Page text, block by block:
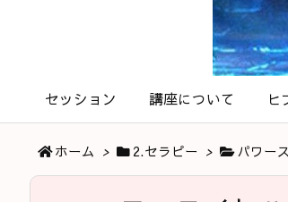
セッション 講座について ヒ
ホーム > 2.セラピー > パワー